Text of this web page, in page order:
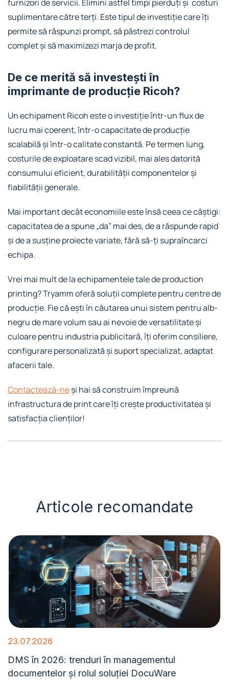
furnizori de servicii. Elimini astfel timpi pierduți și costuri
suplimentare către terți. Este tipul de investiție care îți
permite să răspunzi prompt, să păstrezi controlul
complet și să maximizezi marja de profit.
De ce merită să investești în
imprimante de producție Ricoh?
Un echipament Ricoh este o investiție într-un flux de
lucru mai coerent, într-o capacitate de producție
scalabilă și într-o calitate constantă. Pe termen lung,
costurile de exploatare scad vizibil, mai ales datorită
consumului eficient, durabilității componentelor și
fiabilității generale.
Mai important decât economiile este însă ceea ce câștigi:
capacitatea de a spune „da” mai des, de a răspunde rapid
și de a susține proiecte variate, fără să-ți supraîncarci
echipa.
Vrei mai mult de la echipamentele tale de production
printing? Tryamm oferă soluții complete pentru centre de
producție. Fie că ești în căutarea unui sistem pentru alb-
negru de mare volum sau ai nevoie de versatilitate și
culoare pentru industria publicitară, îți oferim consiliere,
configurare personalizată și suport specializat, adaptat
afacerii tale.
Contactează-neși hai să construim împreună
infrastructura de print care îți crește productivitatea și
satisfacția clienților!
Articole recomandate
23.07.2026
DMS în 2026: trenduri în managementul
documentelor și rolul soluției DocuWare